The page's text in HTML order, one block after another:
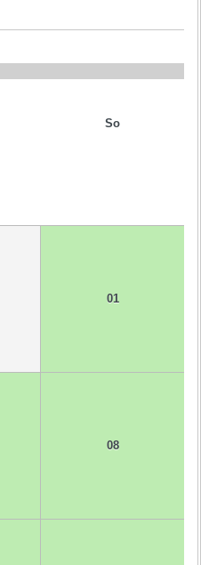
So
01
08